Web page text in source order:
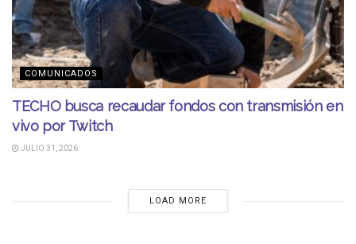
COMUNICADOS
TECHO busca recaudar fondos con transmisión en
vivo por Twitch
JULIO 31, 2026
LOAD MORE